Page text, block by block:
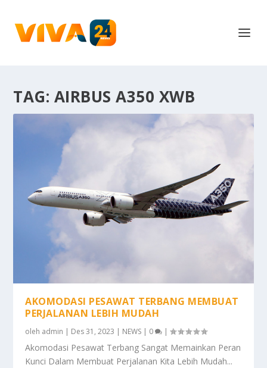
TAG: AIRBUS A350 XWB
AKOMODASI PESAWAT TERBANG MEMBUAT
PERJALANAN LEBIH MUDAH
oleh admin | Des 31, 2023 | NEWS | 0 |
Akomodasi Pesawat Terbang Sangat Memainkan Peran
Kunci Dalam Membuat Perjalanan Kita Lebih Mudah...